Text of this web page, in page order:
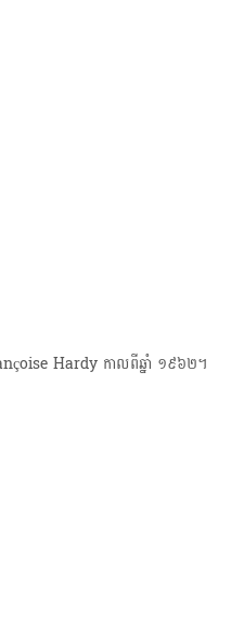
Hardy កាលពីឆ្នាំ ១៩៦២។